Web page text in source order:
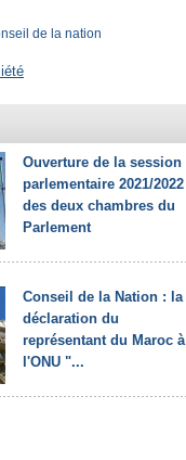
de la nation
Ouverture de la session
parlementaire 2021/2022
des deux chambres du
Parlement
Conseil de la Nation : la
déclaration du
représentant du Maroc à
l'ONU "...